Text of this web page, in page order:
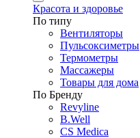
Красота и здоровье
По типу
Вентиляторы
Пульсоксиметры
Термометры
Массажеры
Товары для дома
По Бренду
Revyline
B.Well
CS Medica